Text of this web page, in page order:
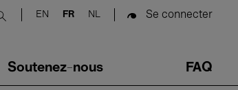
Submit search
EN FR NL Se connecter
Soutenez-nous FAQ